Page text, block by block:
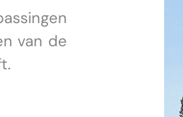
van de